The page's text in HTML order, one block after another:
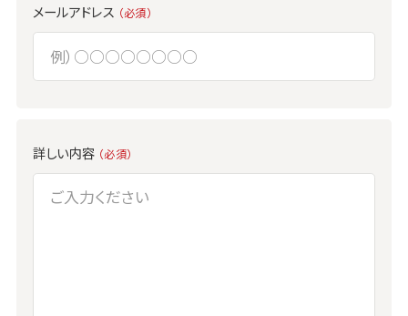
メールアドレス （必須）
詳しい内容 （必須）